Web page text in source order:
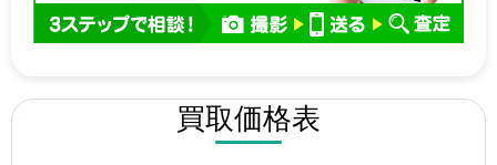
買取価格表